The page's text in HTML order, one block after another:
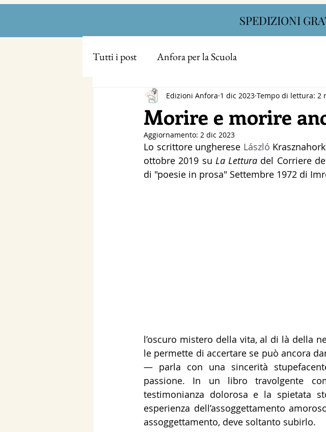
SPEDIZIONI
Tutti i post Anfora per la Scuola
Morire e morire
Edizioni Anfora 1 dic 2023 Tempo di lettura: 2
Aggiornamento: 2 dic 2023
Lo scrittore ungherese László
ottobre 2019 su La Lettura del Corriere
di "poesie in prosa" Settembre 1972 di
l’oscuro mistero della vita, al di là della
le permette di accertare se può ancora
— parla con una sincerità
passione. In un libro travolgente
testimonianza dolorosa e la spietata
esperienza dell’assoggettamento
assoggettamento, deve soltanto subirlo.